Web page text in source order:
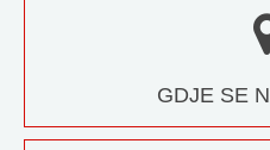
GDJE SE